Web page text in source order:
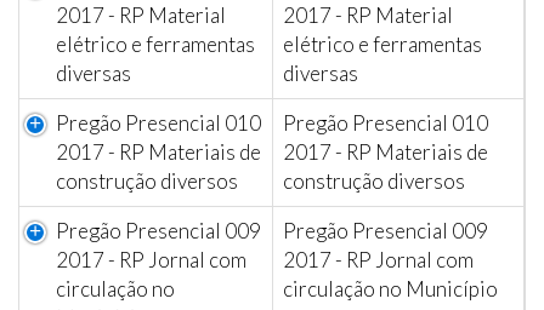
2017 - RP Material
elétrico e ferramentas
diversas
2017 - RP Material
elétrico e ferramentas
diversas
Pregão Presencial 010
2017 - RP Materiais de
construção diversos
Pregão Presencial 010
2017 - RP Materiais de
construção diversos
Pregão Presencial 009
2017 - RP Jornal com
circulação no
Pregão Presencial 009
2017 - RP Jornal com
circulação no Município